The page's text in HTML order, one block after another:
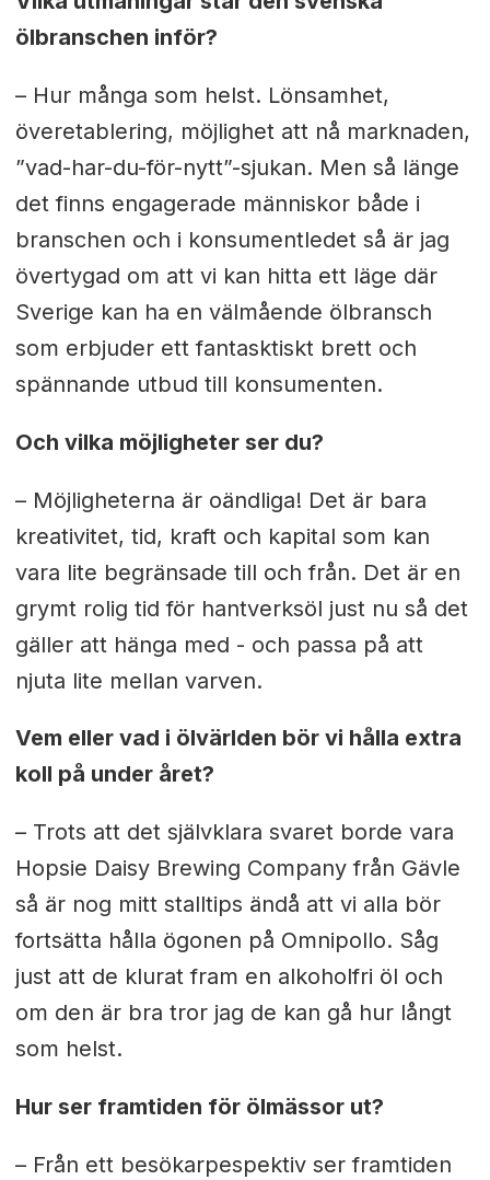
ölbranschen inför?
– Hur många som helst. Lönsamhet,
överetablering, möjlighet att nå marknaden,
”vad-har-du-för-nytt”-sjukan. Men så länge
det finns engagerade människor både i
branschen och i konsumentledet så är jag
övertygad om att vi kan hitta ett läge där
Sverige kan ha en välmående ölbransch
som erbjuder ett fantasktiskt brett och
spännande utbud till konsumenten.
Och vilka möjligheter ser du?
– Möjligheterna är oändliga! Det är bara
kreativitet, tid, kraft och kapital som kan
vara lite begränsade till och från. Det är en
grymt rolig tid för hantverksöl just nu så det
gäller att hänga med - och passa på att
njuta lite mellan varven.
Vem eller vad i ölvärlden bör vi hålla extra
koll på under året?
– Trots att det självklara svaret borde vara
Hopsie Daisy Brewing Company från Gävle
så är nog mitt stalltips ändå att vi alla bör
fortsätta hålla ögonen på Omnipollo. Såg
just att de klurat fram en alkoholfri öl och
om den är bra tror jag de kan gå hur långt
som helst.
Hur ser framtiden för ölmässor ut?
– Från ett besökarpespektiv ser framtiden